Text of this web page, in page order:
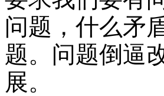
问题，什么矛
题。问题倒逼
展。